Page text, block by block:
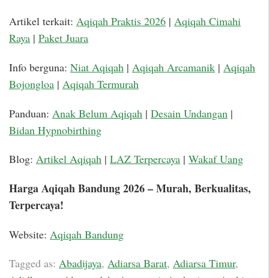
Artikel terkait: Aqiqah Praktis 2026 | Aqiqah Cimahi
Raya | Paket Juara
Info berguna: Niat Aqiqah | Aqiqah Arcamanik | Aqiqah
Bojongloa | Aqiqah Termurah
Panduan: Anak Belum Aqiqah | Desain Undangan |
Bidan Hypnobirthing
Blog: Artikel Aqiqah | LAZ Terpercaya | Wakaf Uang
Harga Aqiqah Bandung 2026 – Murah, Berkualitas,
Terpercaya!
Website: Aqiqah Bandung
Tagged as: Abadijaya, Adiarsa Barat, Adiarsa Timur,